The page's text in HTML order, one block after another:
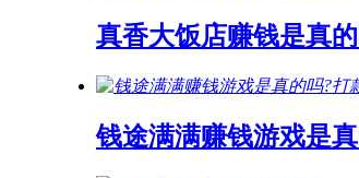
真香大饭店赚钱是真
钱途满满赚钱游戏是